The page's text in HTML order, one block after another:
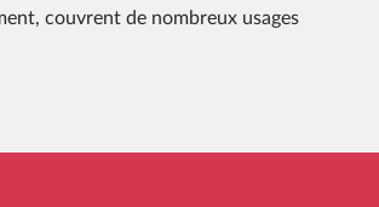
couvrent de nombreux usages